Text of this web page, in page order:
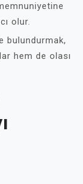
olur.
bulundurmak,
hem de olası